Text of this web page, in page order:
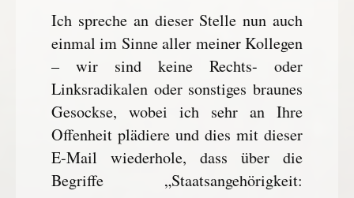
Ich spreche an dieser Stelle nun auch
einmal im Sinne aller meiner Kollegen
– wir sind keine Rechts- oder
Linksradikalen oder sonstiges braunes
Gesockse, wobei ich sehr an Ihre
Offenheit plädiere und dies mit dieser
E-Mail wiederhole, dass über die
Begriffe „Staatsangehörigkeit: